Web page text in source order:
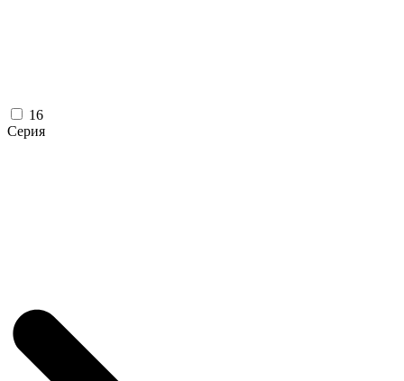
16
Серия